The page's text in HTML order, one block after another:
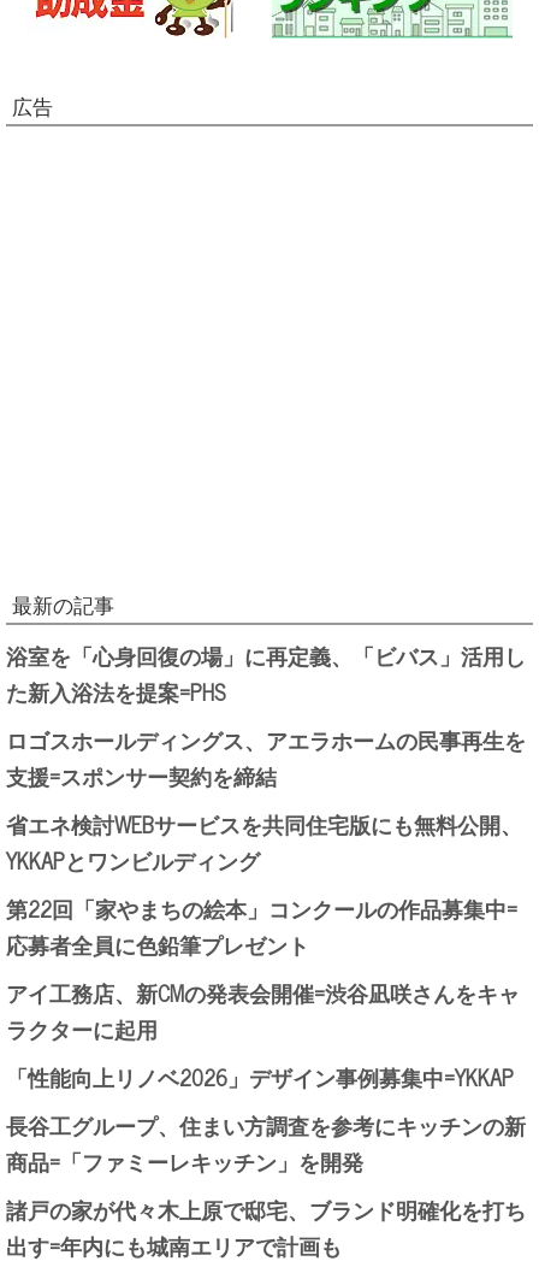
広告
最新の記事
浴室を「心身回復の場」に再定義、「ビバス」活用し
た新入浴法を提案=PHS
ロゴスホールディングス、アエラホームの民事再生を
支援=スポンサー契約を締結
省エネ検討WEBサービスを共同住宅版にも無料公開、
YKKAPとワンビルディング
第22回「家やまちの絵本」コンクールの作品募集中=
応募者全員に色鉛筆プレゼント
アイ工務店、新CMの発表会開催=渋谷凪咲さんをキャ
ラクターに起用
「性能向上リノベ2026」デザイン事例募集中=YKKAP
長谷工グループ、住まい方調査を参考にキッチンの新
商品=「ファミーレキッチン」を開発
諸戸の家が代々木上原で邸宅、ブランド明確化を打ち
出す=年内にも城南エリアで計画も